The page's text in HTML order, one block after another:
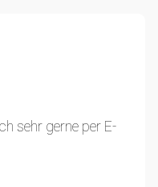
sehr gerne per E-